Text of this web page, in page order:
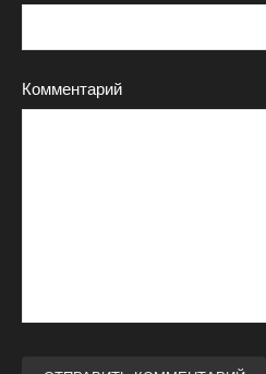
Комментарий